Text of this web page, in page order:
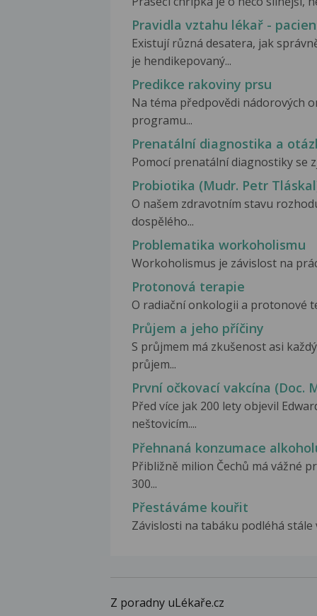
Pravidla vztahu lékař -
Existují různá desatera, jak
je hendikepovaný...
Predikce rakoviny prsu
Na téma předpovědi nádorových
programu...
Prenatální diagnostika a
Pomocí prenatální diagnostiky se
Probiotika (Mudr. Petr
O našem zdravotním stavu
dospělého...
Problematika workoholismu
Workoholismus je závislost na
Protonová terapie
O radiační onkologii a protonové
Průjem a jeho příčiny
S průjmem má zkušenost asi
průjem...
První očkovací vakcína (Doc.
Před více jak 200 lety objevil
neštovicím....
Přehnaná konzumace
Přibližně milion Čechů má vážné
300...
Přestáváme kouřit
Závislosti na tabáku podléhá stále
Z poradny uLékaře.cz